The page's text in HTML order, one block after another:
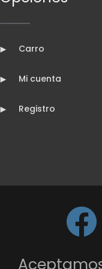
Carro
Mi cuenta
Registro